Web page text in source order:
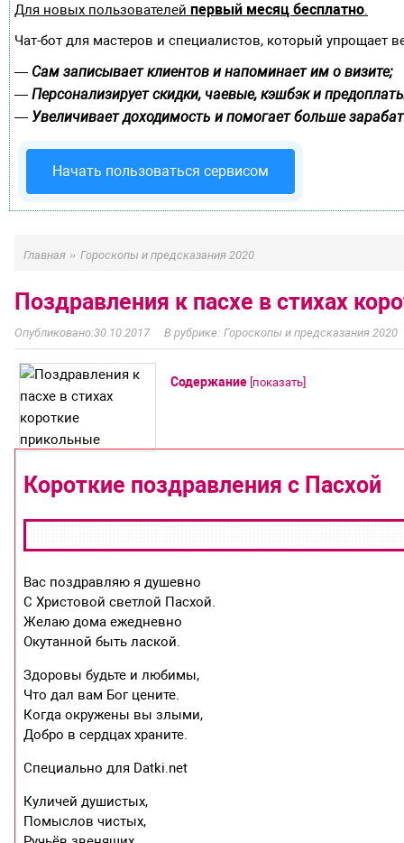
Для новых пользователей первый месяц бесплатно.
Чат-бот для мастеров и специалистов, который упрощает
— Сам записывает клиентов и напоминает им о визите;
— Персонализирует скидки, чаевые, кэшбэк и
— Увеличивает доходимость и помогает больше
Начать пользоваться сервисом
Главная » Гороскопы и предсказания 2020
Поздравления к пасхе в стихах
30.10.2017 Гороскопы и предсказания 2020
Содержание [показать]
Короткие поздравления с Пасхой
Вас поздравляю я душевно
С Христовой светлой Пасхой.
Желаю дома ежедневно
Окутанной быть лаской.
Здоровы будьте и любимы,
Что дал вам Бог цените.
Когда окружены вы злыми,
Добро в сердцах храните.
Специально для Datki.net
Куличей душистых,
Помыслов чистых,